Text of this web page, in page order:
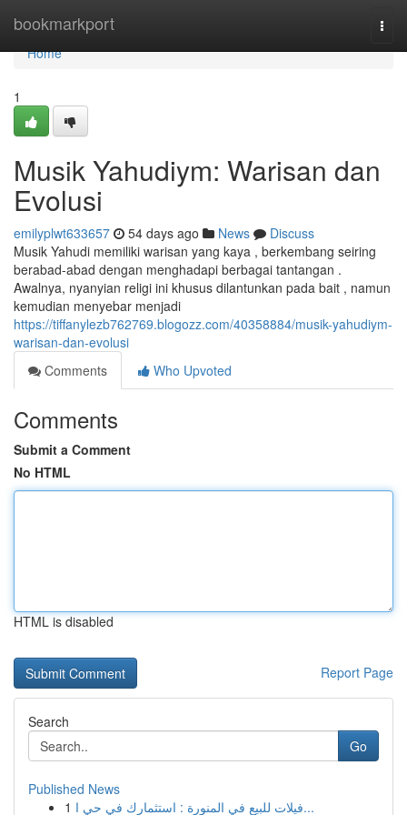
bookmarkport
Home
Home
1
Musik Yahudiym: Warisan dan
Evolusi
emilyplwt633657 54 days ago News
Discuss
Musik Yahudi memiliki warisan yang kaya , berkembang seiring
berabad-abad dengan menghadapi berbagai tantangan .
Awalnya, nyanyian religi ini khusus dilantunkan pada bait , namun
kemudian menyebar menjadi
https://tiffanylezb762769.blogozz.com/40358884/musik-yahudiym-
warisan-dan-evolusi
Comments
Who Upvoted
Comments
Submit a Comment
No HTML
HTML is disabled
Report Page
Search
Go
Published News
1
فيلات للبيع في المنورة : استثمارك في حي ا...